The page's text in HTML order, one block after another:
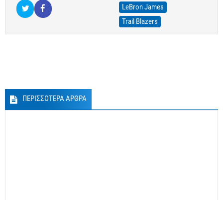
LeBron James
Trail Blazers
ΠΕΡΙΣΣΟΤΕΡΑ ΑΡΘΡΑ